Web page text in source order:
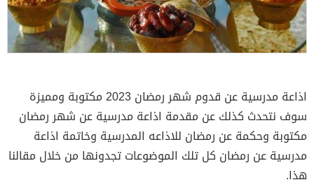
اذاعة مدرسية عن قدوم شهر رمضان 2023 مكتوبة ومميزة
سوف نتحدث كذلك عن مقدمة اذاعة مدرسية عن شهر رمضان
مكتوبة وحكمة عن رمضان للاذاعه المدرسية وخاتمة اذاعة
مدرسية عن رمضان كل تلك الموضوعات تجدونها من خلال مقالنا
هذا.